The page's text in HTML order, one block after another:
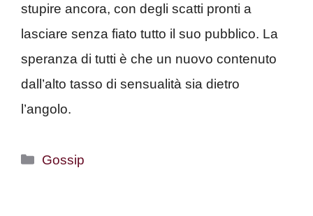
stupire ancora, con degli scatti pronti a
lasciare senza fiato tutto il suo pubblico. La
speranza di tutti è che un nuovo contenuto
dall’alto tasso di sensualità sia dietro
l’angolo.
Categorie
Gossip